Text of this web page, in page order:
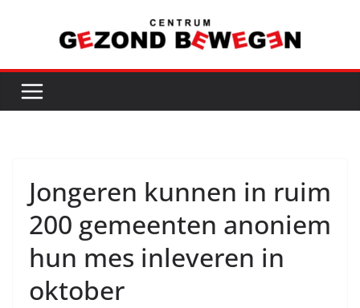
inhoud
Jongeren kunnen in ruim
200 gemeenten anoniem
hun mes inleveren in
oktober